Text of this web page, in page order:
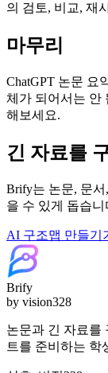
의 검토, 비교, 재
마무리
ChatGPT 논문 요
체가 되어서는 안
해보세요.
긴 자료를
Brify는 논문, 문
을 수 있게 돕습니
AI 구조맵 만들기
Brify
by vision328
논문과 긴 자료를
트를 준비하는 학